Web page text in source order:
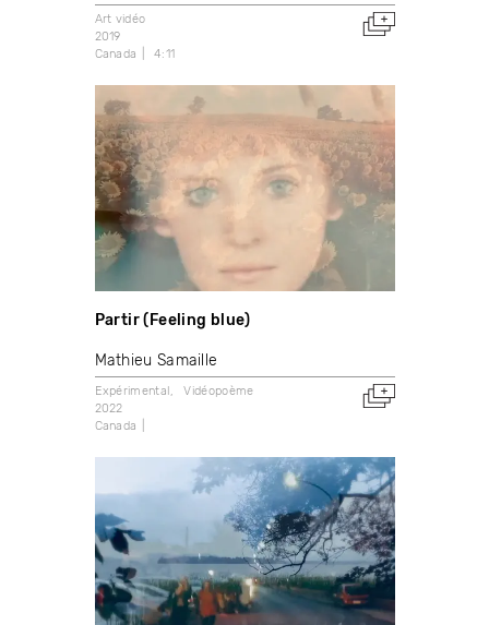
Art vidéo
2019
Canada
4:11
Partir (Feeling blue)
Mathieu Samaille
Expérimental
Vidéopoème
2022
Canada